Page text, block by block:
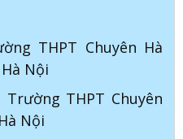
THPT Chuyên Hà
Nội
Trường THPT Chuyên
Nội